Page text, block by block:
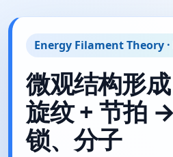
Energy Filament Theory ·
微观结构形
旋纹 + 节拍
锁、分子